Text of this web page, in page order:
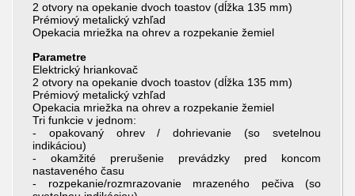
2 otvory na opekanie dvoch toastov (dĺžka 135 mm)
Prémiový metalický vzhľad
Opekacia mriežka na ohrev a rozpekanie žemiel
Parametre
Elektrický hriankovač
2 otvory na opekanie dvoch toastov (dĺžka 135 mm)
Prémiový metalický vzhľad
Opekacia mriežka na ohrev a rozpekanie žemiel
Tri funkcie v jednom:
- opakovaný ohrev / dohrievanie (so svetelnou
indikáciou)
- okamžité prerušenie prevádzky pred koncom
nastaveného času
- rozpekanie/rozmrazovanie mrazeného pečiva (so